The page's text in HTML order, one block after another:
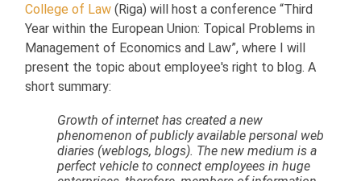
College of Law (Riga) will host a conference “Third
Year within the European Union: Topical Problems in
Management of Economics and Law”, where I will
present the topic about employee's right to blog. A
short summary:
Growth of internet has created a new
phenomenon of publicly available personal web
diaries (weblogs, blogs). The new medium is a
perfect vehicle to connect employees in huge